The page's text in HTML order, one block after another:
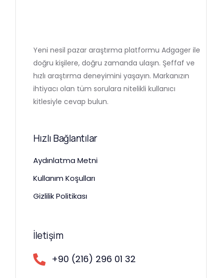
Yeni nesil pazar araştırma platformu Adgager ile
doğru kişilere, doğru zamanda ulaşın. Şeffaf ve
hızlı araştırma deneyimini yaşayın. Markanızın
ihtiyacı olan tüm sorulara nitelikli kullanıcı
kitlesiyle cevap bulun.
Hızlı Bağlantılar
Aydınlatma Metni
Kullanım Koşulları
Gizlilik Politikası
İletişim
+90 (216) 296 01 32